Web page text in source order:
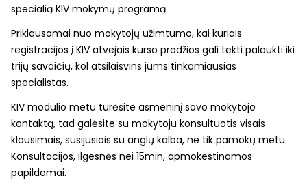
specialią KIV mokymų programą.
Priklausomai nuo mokytojų užimtumo, kai kuriais
registracijos į KIV atvejais kurso pradžios gali tekti palaukti iki
trijų savaičių, kol atsilaisvins jums tinkamiausias
specialistas.
KIV modulio metu turėsite asmeninį savo mokytojo
kontaktą, tad galėsite su mokytoju konsultuotis visais
klausimais, susijusiais su anglų kalba, ne tik pamokų metu.
Konsultacijos, ilgesnės nei 15min, apmokestinamos
papildomai.